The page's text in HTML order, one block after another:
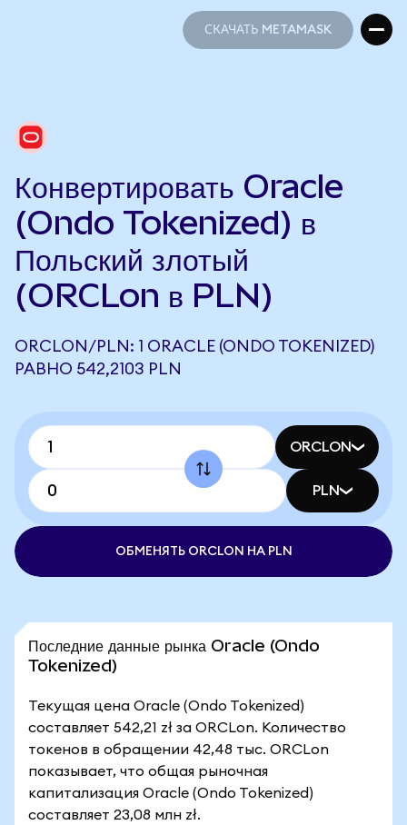
СКАЧАТЬ METAMASK
Конвертировать Oracle
(Ondo Tokenized) в
Польский злотый
(ORCLon в PLN)
ORCLON/PLN: 1 ORACLE (ONDO TOKENIZED)
РАВНО 542,2103 PLN
ORCLON
PLN
ОБМЕНЯТЬ ORCLON НА PLN
Последние данные рынка Oracle (Ondo
Tokenized)
Текущая цена Oracle (Ondo Tokenized)
составляет 542,21 zł за ORCLon. Количество
токенов в обращении 42,48 тыс. ORCLon
показывает, что общая рыночная
капитализация Oracle (Ondo Tokenized)
составляет 23,08 млн zł.